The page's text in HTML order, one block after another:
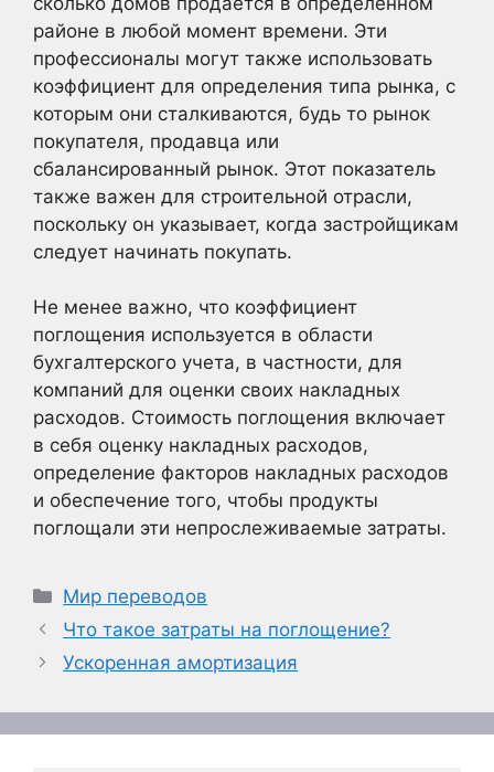
районе в любой момент времени. Эти
профессионалы могут также использовать
коэффициент для определения типа рынка, с
которым они сталкиваются, будь то рынок
покупателя, продавца или
сбалансированный рынок. Этот показатель
также важен для строительной отрасли,
поскольку он указывает, когда застройщикам
следует начинать покупать.
Не менее важно, что коэффициент
поглощения используется в области
бухгалтерского учета, в частности, для
компаний для оценки своих накладных
расходов. Стоимость поглощения включает
в себя оценку накладных расходов,
определение факторов накладных расходов
и обеспечение того, чтобы продукты
поглощали эти непрослеживаемые затраты.
Рубрики
Мир переводов
Что такое затраты на поглощение?
Ускоренная амортизация